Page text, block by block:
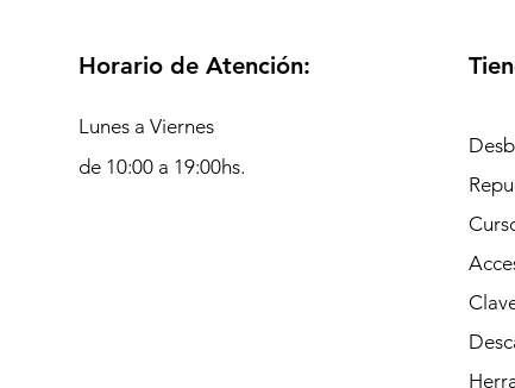
Horario de Atención:
Lunes a Viernes
de 10:00 a 19:00hs.